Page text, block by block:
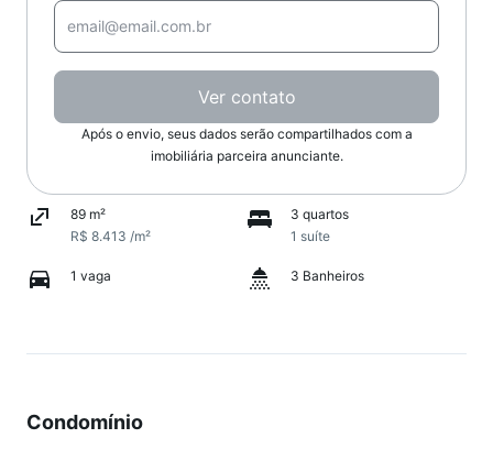
Ver contato
Após o envio, seus dados serão compartilhados com a
imobiliária parceira anunciante.
89 m²
R$ 8.413 /m²
3 quartos
1 suíte
1 vaga 3 Banheiros
Condomínio